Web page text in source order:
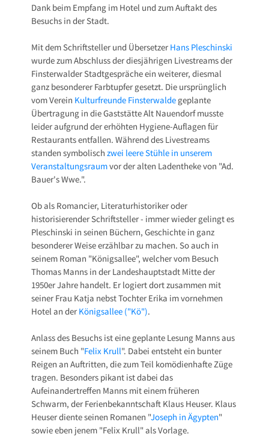
Dank beim Empfang im Hotel und zum Auftakt des
Besuchs in der Stadt.
Mit dem Schriftsteller und Übersetzer Hans Pleschinski
wurde zum Abschluss der diesjährigen Livestreams der
Finsterwalder Stadtgespräche ein weiterer, diesmal
ganz besonderer Farbtupfer gesetzt. Die ursprünglich
vom Verein Kulturfreunde Finsterwalde geplante
Übertragung in die Gaststätte Alt Nauendorf musste
leider aufgrund der erhöhten Hygiene-Auflagen für
Restaurants entfallen. Während des Livestreams
standen symbolischzwei leere Stühle in unserem
Veranstaltungsraumvor der alten Ladentheke von "Ad.
Bauer's Wwe.".
Ob als Romancier, Literaturhistoriker oder
historisierender Schriftsteller - immer wieder gelingt es
Pleschinski in seinen Büchern, Geschichte in ganz
besonderer Weise erzählbar zu machen. So auch in
seinem Roman "Königsallee", welcher vom Besuch
Thomas Manns in der Landeshauptstadt Mitte der
1950er Jahre handelt. Er logiert dort zusammen mit
seiner Frau Katja nebst Tochter Erika im vornehmen
Hotel an der Königsallee ("Kö").
Anlass des Besuchs ist eine geplante Lesung Manns aus
seinem Buch "Felix Krull". Dabei entsteht ein bunter
Reigen an Auftritten, die zum Teil komödienhafte Züge
tragen. Besonders pikant ist dabei das
Aufeinandertreffen Manns mit einem früheren
Schwarm, der Ferienbekanntschaft Klaus Heuser. Klaus
Heuser diente seinen Romanen "Joseph in Ägypten"
sowie eben jenem "Felix Krull" als Vorlage.